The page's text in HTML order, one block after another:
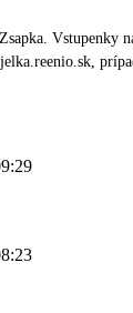
Vstupenky